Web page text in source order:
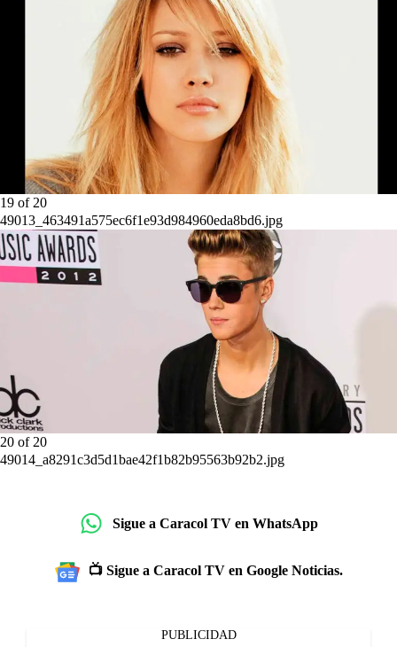
19 of 20
49013_463491a575ec6f1e93d984960eda8bd6.jpg
20 of 20
49014_a8291c3d5d1bae42f1b82b95563b92b2.jpg
Sigue a Caracol TV en WhatsApp
📺 Sigue a Caracol TV en Google Noticias.
PUBLICIDAD